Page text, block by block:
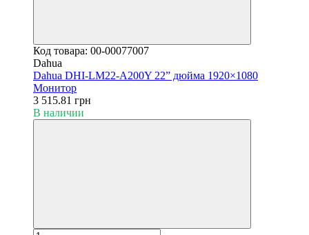
Код товара: 00-00077007
Dahua
Dahua DHI-LM22-A200Y 22” дюйма 1920×1080
Монитор
3 515.81 грн
В наличии